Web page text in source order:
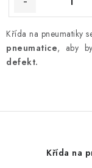
Křída na pneumatiky
pneumatice, aby
defekt.
Křída na